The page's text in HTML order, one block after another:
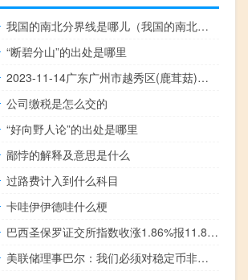
我国的南北分界线是哪儿（我国的南北分界线是）
“断碧分山”的出处是哪里
2023-11-14广东广州市越秀区(鹿茸菇)的报价是多少
公司缴税是怎么交的
“好向野人论”的出处是哪里
鄙悖的解释及意思是什么
过路费计入到什么科目
卡哇伊伊德哇什么梗
巴西圣保罗证交所指数收涨1.86%报11.8万点本周累计上涨1.77%巴西雷亚尔兑美元目前涨0.16%暂报4.9474雷亚尔美国非农就业报告发布后在美股盘初涨至日高4.9008雷亚尔本周累跌约1.52%阿根廷MERVAL指数收跌2.72%报63.6万点本周累涨0.74%8月29日曾涨至69.1万点
美联储理事巴尔：我们必须对稳定币非常小心从历史上看如果监管不善私人货币可能会有“爆炸性”的影响力